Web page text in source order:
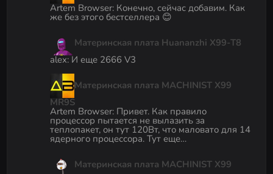
Artem Browser: Конечно, сейчас добавим. Как
же без этого бестселлера 😊
Материнская плата Huananzhi X99-T8
alex:И еще 2666 V3
Материнская плата MACHINIST X99
MR9S
Artem Browser: Привет. Как правило
процессор пытается не вылазить за
теплопакет, он тут 120Вт, что маловато для 14
ядерного процессора. Тут еще…
Материнская плата MACHINIST X99